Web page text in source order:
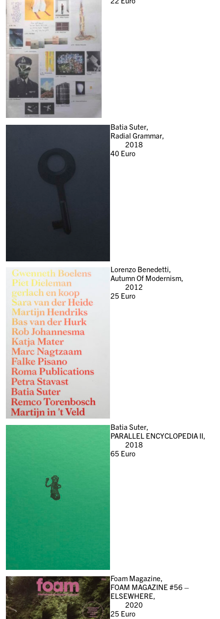
Batia Suter,
Radial Grammar,
2018
40 Euro
Lorenzo Benedetti,
Autumn Of Modernism,
2012
25 Euro
Batia Suter,
PARALLEL ENCYCLOPEDIA II,
2018
65 Euro
Foam Magazine,
FOAM MAGAZINE #56 –
ELSEWHERE,
2020
25 Euro